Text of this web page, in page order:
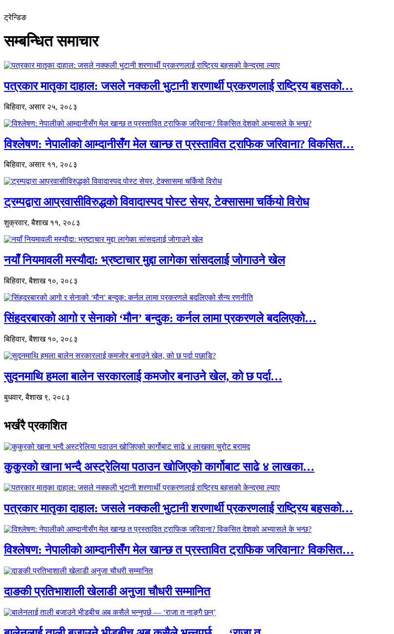
ट्रेन्डिङ
सम्बन्धित समाचार
पत्रकार मातृका दाहाल: जसले नक्कली भुटानी शरणार्थी प्रकरणलाई राष्ट्रिय बहसको…
बिहिवार, असार २५, २०८३
विश्लेषण: नेपालीको आम्दानीसँग मेल खान्छ त प्रस्तावित ट्राफिक जरिवाना? विकसित…
बिहिवार, असार ११, २०८३
ट्रम्पद्वारा आप्रवासीविरुद्धको विवादास्पद पोस्ट सेयर, टेक्सासमा चर्कियो विरोध
शुक्रवार, बैशाख ११, २०८३
नयाँ नियमावली मस्यौदा: भ्रष्टाचार मुद्दा लागेका सांसदलाई जोगाउने खेल
बिहिवार, बैशाख १०, २०८३
सिंहदरबारको आगो र सेनाको ‘मौन’ बन्दुक: कर्नल लामा प्रकरणले बदलिएको…
बिहिवार, बैशाख १०, २०८३
सुदनमाथि हमला बालेन सरकारलाई कमजोर बनाउने खेल, को छ पर्दा…
बुधवार, बैशाख ९, २०८३
भर्खरै प्रकाशित
कुकुरको खाना भन्दै अस्ट्रेलिया पठाउन खोजिएको कार्गोबाट साढे ४ लाखका…
पत्रकार मातृका दाहाल: जसले नक्कली भुटानी शरणार्थी प्रकरणलाई राष्ट्रिय बहसको…
विश्लेषण: नेपालीको आम्दानीसँग मेल खान्छ त प्रस्तावित ट्राफिक जरिवाना? विकसित…
दाङकी प्रतिभाशाली खेलाडी अनुजा चौधरी सम्मानित